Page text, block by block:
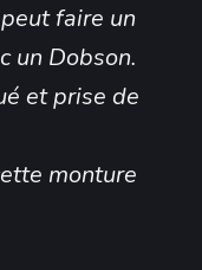
faire un
un Dobson.
et prise de
monture